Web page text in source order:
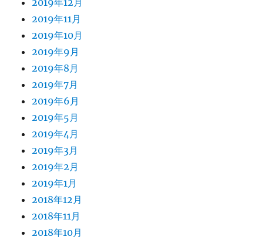
2019年12月
2019年11月
2019年10月
2019年9月
2019年8月
2019年7月
2019年6月
2019年5月
2019年4月
2019年3月
2019年2月
2019年1月
2018年12月
2018年11月
2018年10月